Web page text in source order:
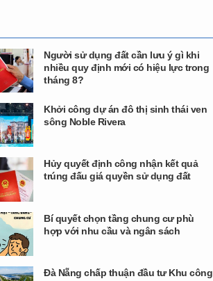
Người sử dụng đất cần lưu ý gì khi
nhiều quy định mới có hiệu lực trong
tháng 8?
Khởi công dự án đô thị sinh thái ven
sông Noble Rivera
Hủy quyết định công nhận kết quả
trúng đấu giá quyền sử dụng đất
Bí quyết chọn tầng chung cư phù
hợp với nhu cầu và ngân sách
Đà Nẵng chấp thuận đầu tư Khu công